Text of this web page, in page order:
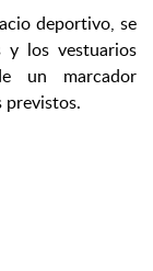
deportivo, se
y los vestuarios
un marcador
previstos.